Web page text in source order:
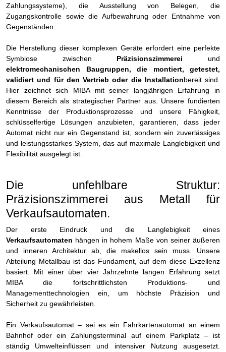
Zahlungssysteme), die Ausstellung von Belegen, die
Zugangskontrolle sowie die Aufbewahrung oder Entnahme von
Gegenständen.
Die Herstellung dieser komplexen Geräte erfordert eine perfekte
Symbiose zwischen Präzisionszimmerei und
elektromechanischen Baugruppen, die montiert, getestet,
validiert und für den Vertrieb oder die Installationbereit sind.
Hier zeichnet sich MIBA mit seiner langjährigen Erfahrung in
diesem Bereich als strategischer Partner aus. Unsere fundierten
Kenntnisse der Produktionsprozesse und unsere Fähigkeit,
schlüsselfertige Lösungen anzubieten, garantieren, dass jeder
Automat nicht nur ein Gegenstand ist, sondern ein zuverlässiges
und leistungsstarkes System, das auf maximale Langlebigkeit und
Flexibilität ausgelegt ist.
Die unfehlbare Struktur:
Präzisionszimmerei aus Metall für
Verkaufsautomaten.
Der erste Eindruck und die Langlebigkeit eines
Verkaufsautomaten hängen in hohem Maße von seiner äußeren
und inneren Architektur ab, die makellos sein muss. Unsere
Abteilung Metallbau ist das Fundament, auf dem diese Exzellenz
basiert. Mit einer über vier Jahrzehnte langen Erfahrung setzt
MIBA die fortschrittlichsten Produktions- und
Managementtechnologien ein, um höchste Präzision und
Sicherheit zu gewährleisten.
Ein Verkaufsautomat – sei es ein Fahrkartenautomat an einem
Bahnhof oder ein Zahlungsterminal auf einem Parkplatz – ist
ständig Umwelteinflüssen und intensiver Nutzung ausgesetzt.